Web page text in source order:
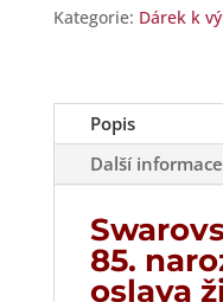
narozeninám
Kategorie: Dárek k
Popis
Další informace
85.
oslava